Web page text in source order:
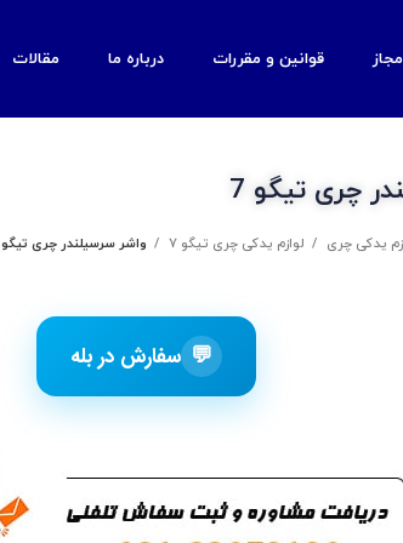
قوانین و مقررات درباره ما مقالات
چری تیگو 7
یدکی چری لوازم یدکی چری تیگو 7 واشر سرسیلندر چری تیگو 7
💬 سفارش در بله